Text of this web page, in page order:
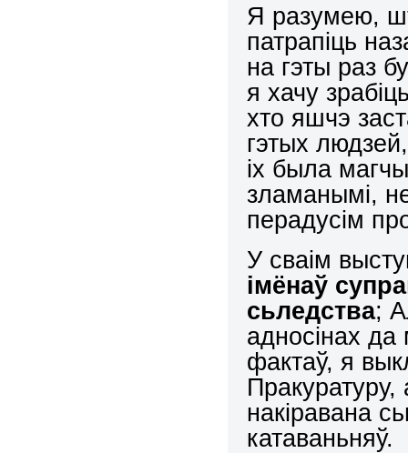
Я разумею,
патрапіць
на гэты раз
я хачу
хто яшчэ
гэтых
іх была
зламанымі,
перадусім
У сваім
імёнаў
сьледства;
адносінах
фактаў, я
накіравана
катаваньняў.